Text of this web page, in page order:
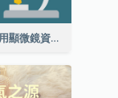
5個步驟使用顯微鏡資料圖